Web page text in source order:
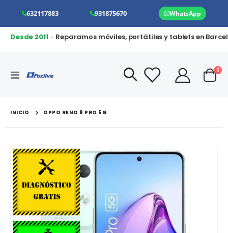
632117883 931875670 WhatsApp
Desde 2011· Reparamos móviles, portátiles y tablets en
Toggle
Cart
0
INICIO OPPO RENO 8 PRO 5G
Saltar
al
final
de
la
galería
de
imágenes